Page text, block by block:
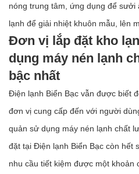
nóng trung tâm, ứng dụng để
lạnh để giải nhiệt khuôn mẫu, lên
Đơn vị lắp đặt kho
dụng máy nén lạnh
bậc nhất
Điện lạnh Biển Bạc vẫn được biết
đơn vị cung cấp đến với người
quản sử dụng máy nén lạnh chất
đặt tại Điện lạnh Biển Bạc còn hết
nhu cầu tiết kiệm được một khoản